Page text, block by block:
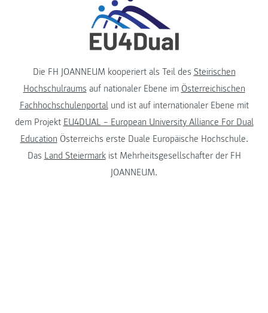
Die FH JOANNEUM kooperiert als Teil des Steirischen
Hochschulraums auf nationaler Ebene im Österreichischen
Fachhochschulenportalund ist auf internationaler Ebene mit
dem Projekt EU4DUAL – European University Alliance For Dual
Education Österreichs erste Duale Europäische Hochschule.
Das Land Steiermarkist Mehrheitsgesellschafter der FH
JOANNEUM.